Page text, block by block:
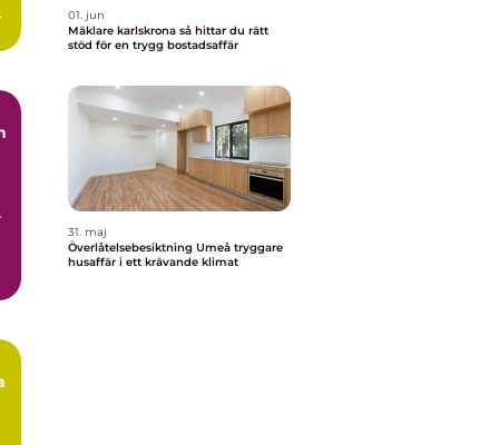
01. jun
Mäklare karlskrona så hittar du rätt
stöd för en trygg bostadsaffär
31. maj
Överlåtelsebesiktning Umeå tryggare
husaffär i ett krävande klimat